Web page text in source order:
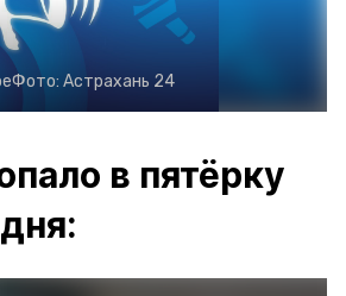
Фото: Астрахань 24
в пятёрку